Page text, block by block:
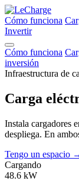
Cómo funciona
Invertir
Cómo funciona
inversión
Infraestructura de
Carga
Instala cargadores
despliega. En
Tengo un espacio
Cargando
48.6 kW